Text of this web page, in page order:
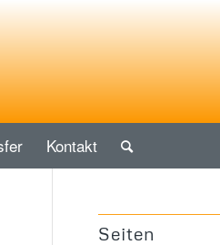
Kontakt
Seiten